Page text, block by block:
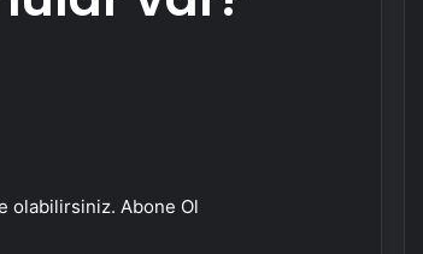
olabilirsiniz. Abone Ol